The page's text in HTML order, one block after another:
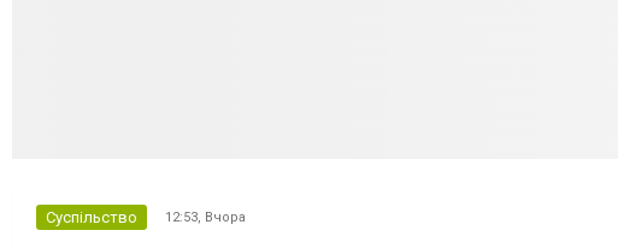
Суспільство 12:53, Вчора